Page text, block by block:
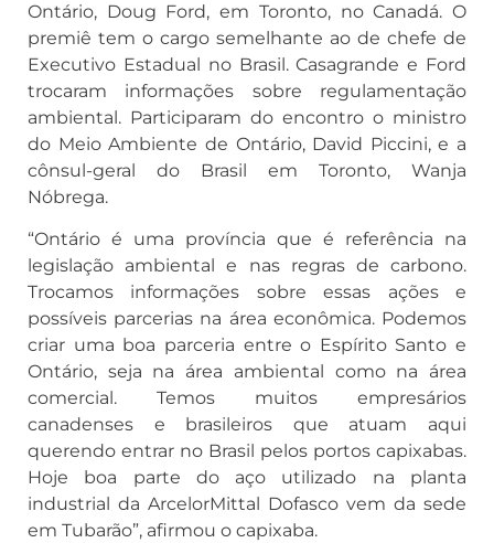
Ontário, Doug Ford, em Toronto, no Canadá. O
premiê tem o cargo semelhante ao de chefe de
Executivo Estadual no Brasil. Casagrande e Ford
trocaram informações sobre regulamentação
ambiental. Participaram do encontro o ministro
do Meio Ambiente de Ontário, David Piccini, e a
cônsul-geral do Brasil em Toronto, Wanja
Nóbrega.
“Ontário é uma província que é referência na
legislação ambiental e nas regras de carbono.
Trocamos informações sobre essas ações e
possíveis parcerias na área econômica. Podemos
criar uma boa parceria entre o Espírito Santo e
Ontário, seja na área ambiental como na área
comercial. Temos muitos empresários
canadenses e brasileiros que atuam aqui
querendo entrar no Brasil pelos portos capixabas.
Hoje boa parte do aço utilizado na planta
industrial da ArcelorMittal Dofasco vem da sede
em Tubarão”, afirmou o capixaba.